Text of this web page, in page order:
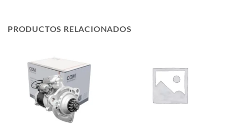
PRODUCTOS RELACIONADOS